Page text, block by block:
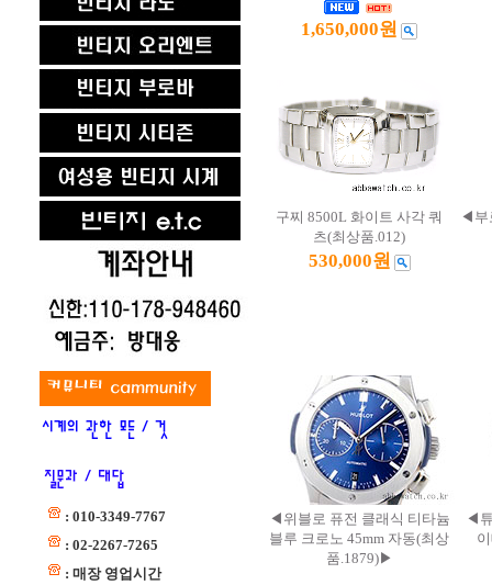
: 010-3349-7767
: 02-2267-7265
: 매장 영업시간
1,650,000원
구찌 8500L 화이트 사각 쿼
츠(최상품.012)
530,000원
◀부
◀위블로 퓨전 클래식 티타늄
블루 크로노 45mm 자동(최상
품.1879)▶
◀